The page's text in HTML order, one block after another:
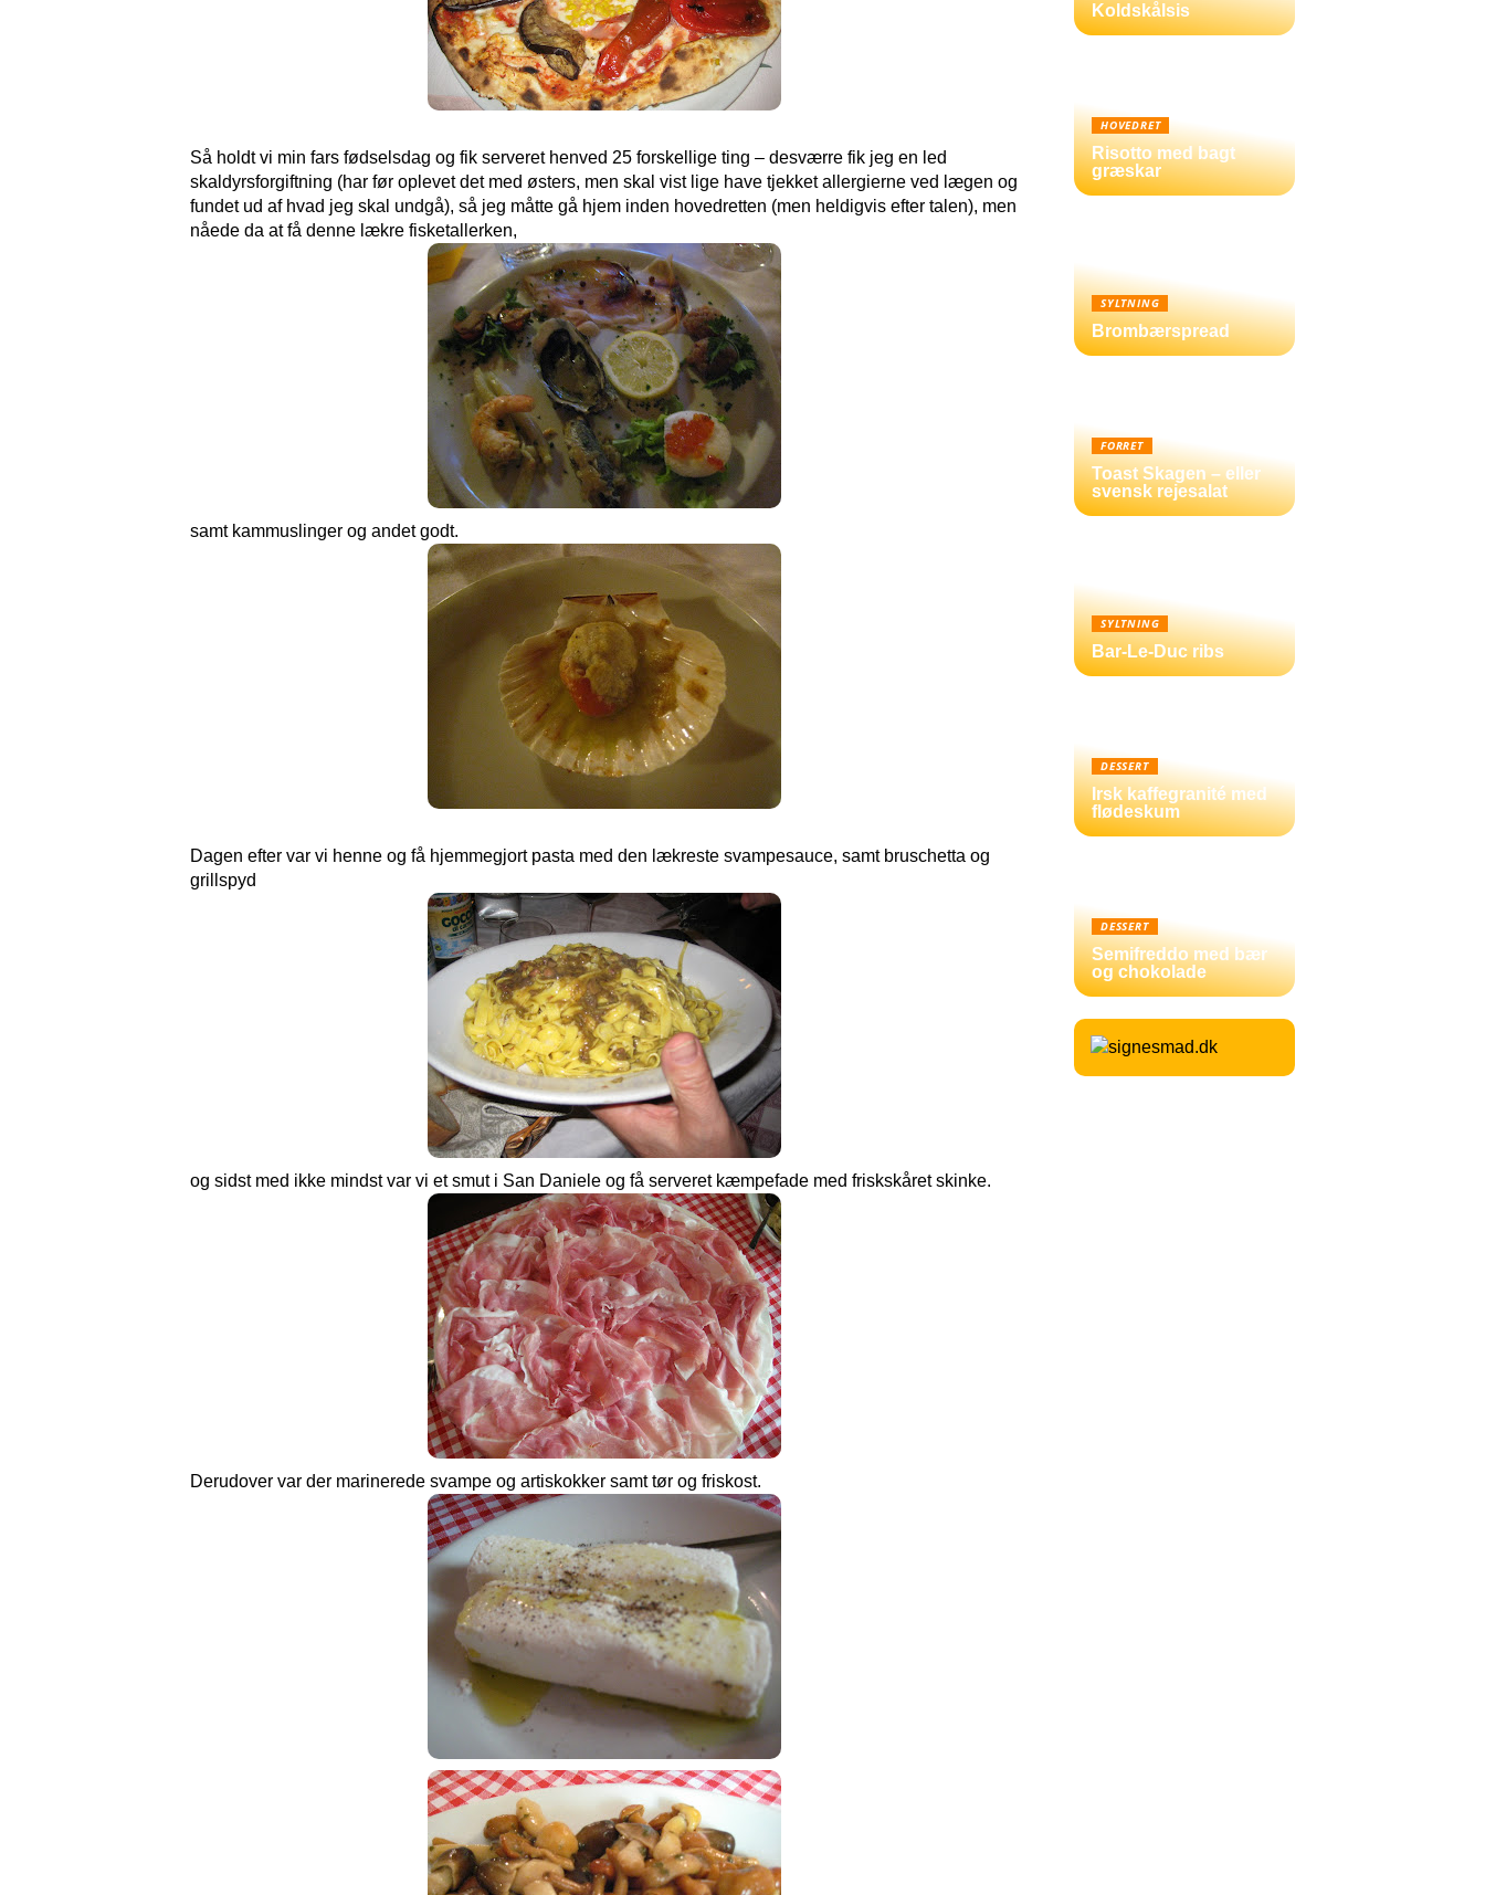
Så holdt vi min fars fødselsdag og fik serveret henved 25 forskellige ting – desværre fik jeg en led
skaldyrsforgiftning (har før oplevet det med østers, men skal vist lige have tjekket allergierne ved lægen og
fundet ud af hvad jeg skal undgå), så jeg måtte gå hjem inden hovedretten (men heldigvis efter talen), men
nåede da at få denne lækre fisketallerken,
samt kammuslinger og andet godt.
Dagen efter var vi henne og få hjemmegjort pasta med den lækreste svampesauce, samt bruschetta og
grillspyd
og sidst med ikke mindst var vi et smut i San Daniele og få serveret kæmpefade med friskskåret skinke.
Derudover var der marinerede svampe og artiskokker samt tør og friskost.
Koldskålsis
HOVEDRET
Risotto med bagt
græskar
SYLTNING
Brombærspread
FORRET
Toast Skagen – eller
svensk rejesalat
SYLTNING
Bar-Le-Duc ribs
DESSERT
Irsk kaffegranité med
flødeskum
DESSERT
Semifreddo med bær
og chokolade